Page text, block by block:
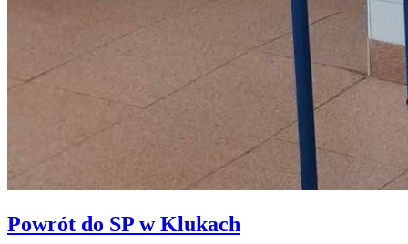
Powrót do SP w Klukach